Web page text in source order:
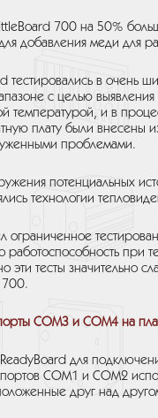
700 на 50%
добавления меди для
тестировались в очень
с целью выявления
температурой, и в
плату были внесены
проблемами.
потенциальных
технологии
ограниченное
работоспособность при
эти тесты значительно
700.
СОМ3 и СОМ4 на
для
портов СОМ1 и СОМ2
друг над